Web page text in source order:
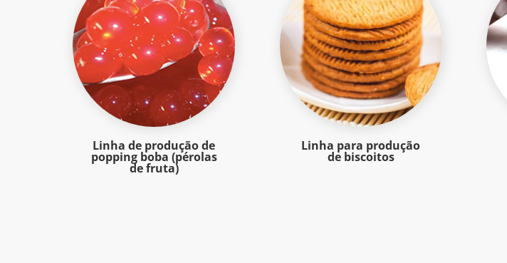
Linha de produção de
popping boba (pérolas
de fruta)
Linha para produção
de biscoitos